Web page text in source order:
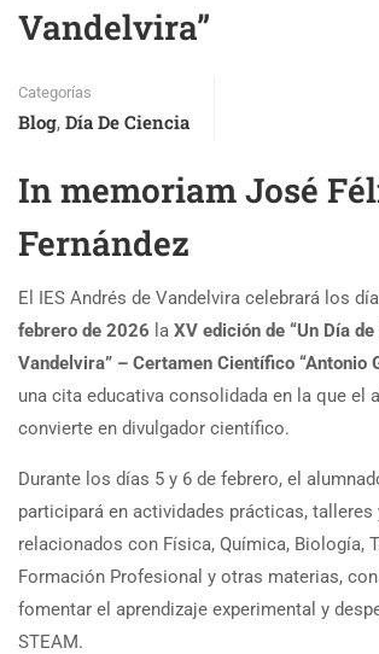
Vandelvira”
Categorías
Blog, Día De Ciencia
In memoriam José
Fernández
El IES Andrés de Vandelvira celebrará los
febrero de 2026 la XV edición de “Un Día de
Vandelvira” – Certamen Científico “Antonio
una cita educativa consolidada en la que el
convierte en divulgador científico.
Durante los días 5 y 6 de febrero, el
participará en actividades prácticas, talleres
relacionados con Física, Química, Biología,
Formación Profesional y otras materias,
fomentar el aprendizaje experimental y
STEAM.